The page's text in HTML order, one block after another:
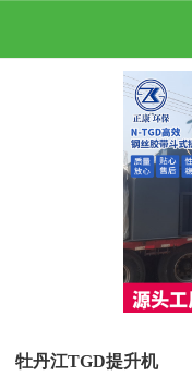
牡丹江TGD提升机